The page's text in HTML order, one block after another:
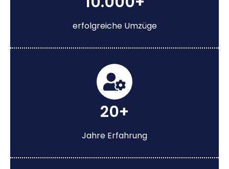
erfolgreiche Umzüge
20+
Jahre Erfahrung